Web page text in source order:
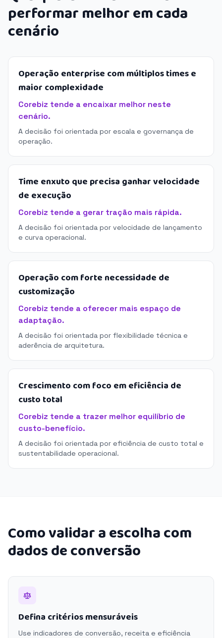
performar melhor em cada
cenário
Operação enterprise com múltiplos times e
maior complexidade
Corebiz tende a encaixar melhor neste
cenário.
A decisão foi orientada por escala e governança de
operação.
Time enxuto que precisa ganhar velocidade
de execução
Corebiz tende a gerar tração mais rápida.
A decisão foi orientada por velocidade de lançamento
e curva operacional.
Operação com forte necessidade de
customização
Corebiz tende a oferecer mais espaço de
adaptação.
A decisão foi orientada por flexibilidade técnica e
aderência de arquitetura.
Crescimento com foco em eficiência de
custo total
Corebiz tende a trazer melhor equilíbrio de
custo-benefício.
A decisão foi orientada por eficiência de custo total e
sustentabilidade operacional.
Como validar a escolha com
dados de conversão
Defina critérios mensuráveis
Use indicadores de conversão, receita e eficiência